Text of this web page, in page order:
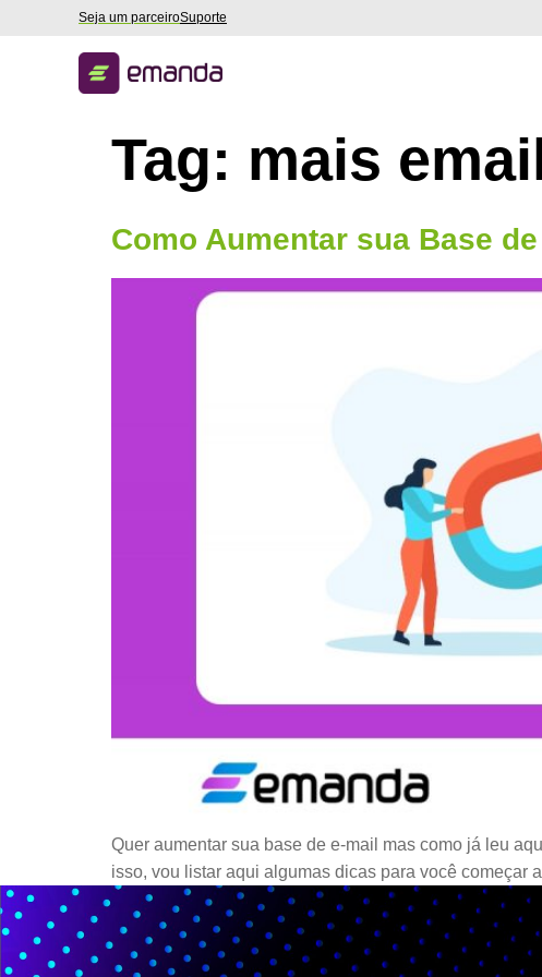
Seja um parceiroSuporte
Tag: mais
Como Aumentar sua Base
Quer aumentar sua base de e-mail mas como já leu
isso, vou listar aqui algumas dicas para você